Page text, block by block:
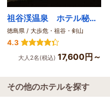
祖谷渓温泉 ホテル秘境の湯
徳島県 / 大歩危・祖谷・剣山
4.3
大人2名(税込) 17,600円～
その他のホテルを探す